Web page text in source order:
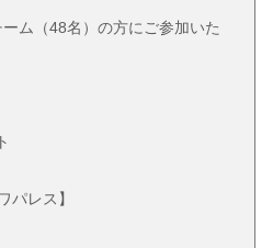
ム（48名）の方にご参加いた
パレス】